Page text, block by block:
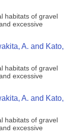
habitats of gravel
excessive
A. and Kato,
habitats of gravel
excessive
A. and Kato,
habitats of gravel
excessive